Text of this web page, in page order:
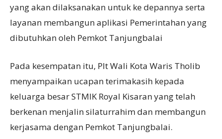
yang akan dilaksanakan untuk ke depannya serta
layanan membangun aplikasi Pemerintahan yang
dibutuhkan oleh Pemkot Tanjungbalai
Pada kesempatan itu, Plt Wali Kota Waris Tholib
menyampaikan ucapan terimakasih kepada
keluarga besar STMIK Royal Kisaran yang telah
berkenan menjalin silaturrahim dan membangun
kerjasama dengan Pemkot Tanjungbalai.